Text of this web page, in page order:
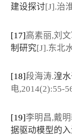
建设探讨[J].治
[17]高素丽,刘
制研究[J].东北
[18]段海涛.湟
电,2014(2):55-
[19]李明昌,戴
据驱动模型的